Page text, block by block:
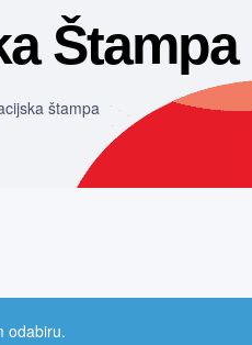
Štampa
štampa
odabiru.